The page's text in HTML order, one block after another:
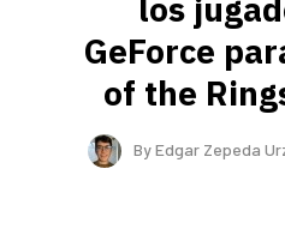
GeForce
of the
ByEdgar Zepeda